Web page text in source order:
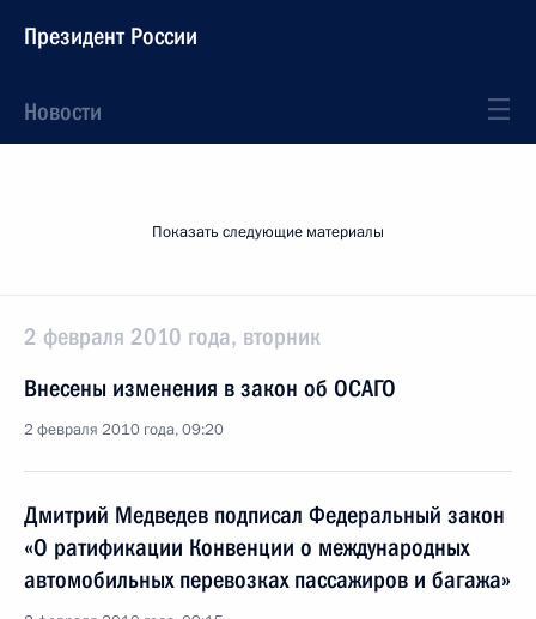
Президент России
Новости
Показать следующие материалы
2 февраля 2010 года, вторник
Внесены изменения в закон об ОСАГО
2 февраля 2010 года, 09:20
Дмитрий Медведев подписал Федеральный закон
«О ратификации Конвенции о международных
автомобильных перевозках пассажиров и багажа»